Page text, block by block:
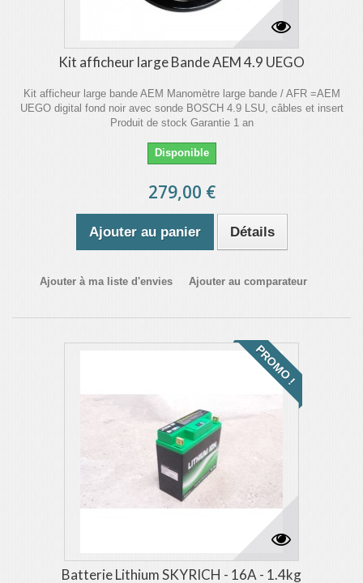
Kit afficheur large Bande AEM 4.9 UEGO
Kit afficheur large bande AEM Manomètre large bande / AFR =AEM
UEGO digital fond noir avec sonde BOSCH 4.9 LSU, câbles et insert
Produit de stock Garantie 1 an
Disponible
279,00 €
Ajouter au panier Détails
Ajouter à ma liste d'envies Ajouter au comparateur
PROMO !
Batterie Lithium SKYRICH - 16A - 1.4kg